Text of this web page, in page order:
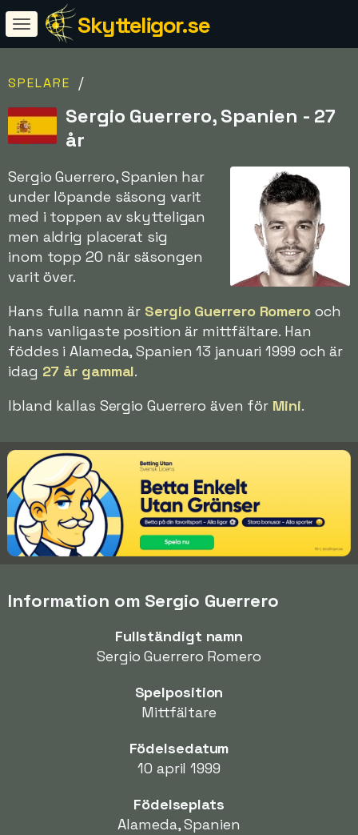
Skytteligor.se
SPELARE /
Sergio Guerrero, Spanien - 27
år
Sergio Guerrero, Spanien har
under löpande säsong varit
med i toppen av skytteligan
men aldrig placerat sig
inom topp 20 när säsongen
varit över.
Hans fulla namn är Sergio Guerrero Romerooch
hans vanligaste position är mittfältare. Han
föddes i Alameda, Spanien 13 januari 1999 och är
idag 27 år gammal.
Ibland kallas Sergio Guerrero även för Mini.
Information om Sergio Guerrero
Fullständigt namn
Sergio Guerrero Romero
Spelposition
Mittfältare
Födelsedatum
10 april 1999
Födelseplats
Alameda, Spanien